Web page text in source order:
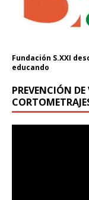
Fundación S.XXI
educando
PREVENCIÓN